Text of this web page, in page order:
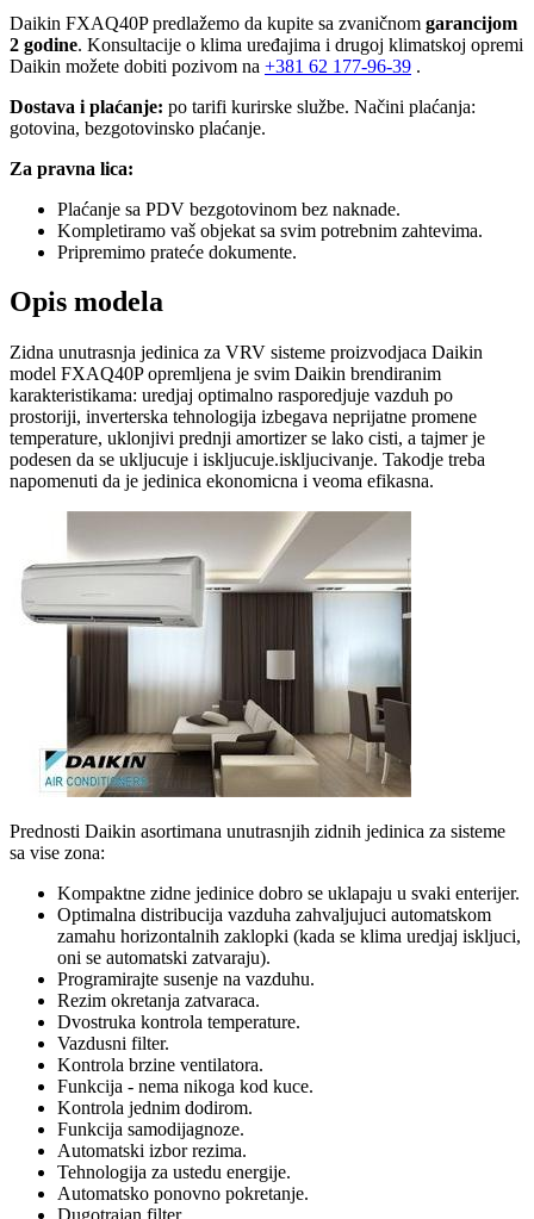
Daikin FXAQ40P predlažemo da kupite sa zvaničnom garancijom
2 godine. Konsultacije o klima uređajima i drugoj klimatskoj opremi
Daikin možete dobiti pozivom na +381 62 177-96-39 .
Dostava i plaćanje: po tarifi kurirske službe. Načini plaćanja:
gotovina, bezgotovinsko plaćanje.
Za pravna lica:
Plaćanje sa PDV bezgotovinom bez naknade.
Kompletiramo vaš objekat sa svim potrebnim zahtevima.
Pripremimo prateće dokumente.
Opis modela
Zidna unutrasnja jedinica za VRV sisteme proizvodjaca Daikin
model FXAQ40P opremljena je svim Daikin brendiranim
karakteristikama: uredjaj optimalno rasporedjuje vazduh po
prostoriji, inverterska tehnologija izbegava neprijatne promene
temperature, uklonjivi prednji amortizer se lako cisti, a tajmer je
podesen da se ukljucuje i iskljucuje.iskljucivanje. Takodje treba
napomenuti da je jedinica ekonomicna i veoma efikasna.
Prednosti Daikin asortimana unutrasnjih zidnih jedinica za sisteme
sa vise zona:
Kompaktne zidne jedinice dobro se uklapaju u svaki enterijer.
Optimalna distribucija vazduha zahvaljujuci automatskom
zamahu horizontalnih zaklopki (kada se klima uredjaj iskljuci,
oni se automatski zatvaraju).
Programirajte susenje na vazduhu.
Rezim okretanja zatvaraca.
Dvostruka kontrola temperature.
Vazdusni filter.
Kontrola brzine ventilatora.
Funkcija - nema nikoga kod kuce.
Kontrola jednim dodirom.
Funkcija samodijagnoze.
Automatski izbor rezima.
Tehnologija za ustedu energije.
Automatsko ponovno pokretanje.